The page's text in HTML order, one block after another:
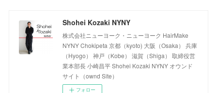
Shohei Kozaki NYNY
株式会社ニューヨーク・ニューヨーク HairMake
NYNY Chokipeta 京都（kyoto) 大阪（Osaka） 兵庫
（Hyogo） 神戸（Kobe） 滋賀（Shiga） 取締役営
業本部長 小崎昌平 Shohei Kozaki NYNY オウンド
サイト（ownd Site）
フォロー